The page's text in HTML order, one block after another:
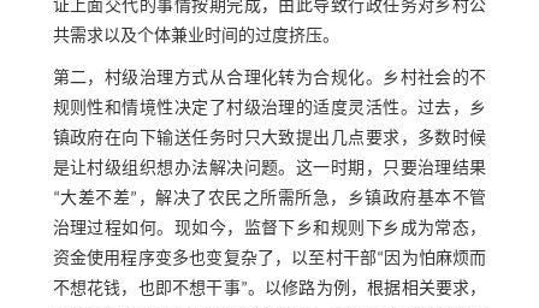
证上面交代的事情按期完成，由此导致行政任务对乡村公
共需求以及个体兼业时间的过度挤压。
第二，村级治理方式从合理化转为合规化。乡村社会的不
规则性和情境性决定了村级治理的适度灵活性。过去，乡
镇政府在向下输送任务时只大致提出几点要求，多数时候
是让村级组织想办法解决问题。这一时期，只要治理结果
“大差不差”，解决了农民之所需所急，乡镇政府基本不管
治理过程如何。现如今，监督下乡和规则下乡成为常态，
资金使用程序变多也变复杂了，以至村干部“因为怕麻烦而
不想花钱，也即不想干事”。以修路为例，根据相关要求，